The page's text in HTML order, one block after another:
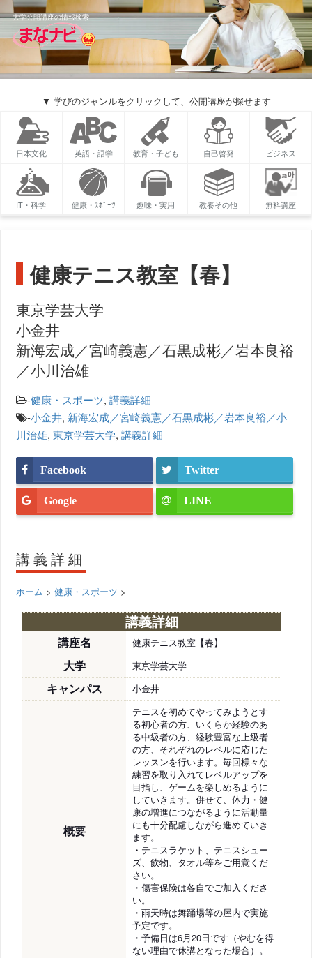
大学公開講座の情報検索
▼ 学びのジャンルをクリックして、公開講座が探せます
日本文化 英語・語学 教育・子ども 自己啓発 ビジネス
IT・科学 健康・ｽﾎﾟｰﾂ 趣味・実用 教養その他 無料講座
健康テニス教室【春】
東京学芸大学
小金井
新海宏成／宮崎義憲／石黒成彬／岩本良裕
／小川治雄
-健康・スポーツ,講義詳細
-小金井, 新海宏成／宮崎義憲／石黒成彬／岩本良裕／小
川治雄,東京学芸大学,講義詳細
Facebook Twitter
Google LINE
講義詳細
ホーム >健康・スポーツ >
講義詳細
講座名 健康テニス教室【春】
大学 東京学芸大学
キャンパス 小金井
概要
テニスを初めてやってみようとす
る初心者の方、いくらか経験のあ
る中級者の方、経験豊富な上級者
の方、それぞれのレベルに応じた
レッスンを行います。毎回様々な
練習を取り入れてレベルアップを
目指し、ゲームを楽しめるように
していきます。併せて、体力・健
康の増進につながるように活動量
にも十分配慮しながら進めていき
ます。
・テニスラケット、テニスシュー
ズ、飲物、タオル等をご用意くだ
さい。
・傷害保険は各自でご加入くださ
い。
・雨天時は舞踊場等の屋内で実施
予定です。
・予備日は6月20日です（やむを得
ない理由で休講となった場合）。